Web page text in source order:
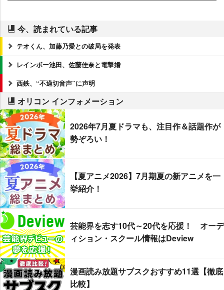
今、読まれている記事
テオくん、加藤乃愛との破局を発表
レインボー池田、佐藤佳奈と電撃婚
西鉄、“不適切音声”に声明
オリコン インフォメーション
2026年7月夏ドラマも、注目作＆話題作が
勢ぞろい！
【夏アニメ2026】7月期夏の新アニメを一
挙紹介！
芸能界を志す10代～20代を応援！ オーデ
ィション・スクール情報はDeview
漫画読み放題サブスクおすすめ11選【徹底
比較】